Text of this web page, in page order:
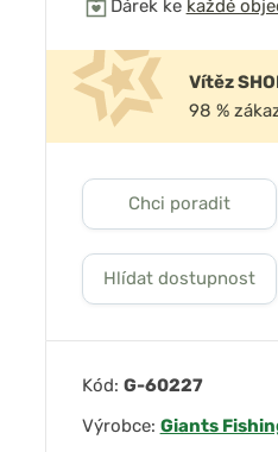
Dárek ke každé
Vítěz
98 %
Chci poradit
Hlídat dostupnost
Kód: G-60227
Výrobce: Giants